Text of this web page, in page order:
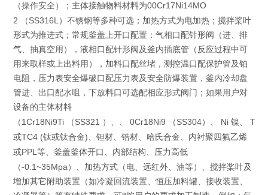
（操作安全）；主体接触物料材料为00Cr17Ni14MO
2
（ SS316L ）不锈钢等多种可选；加热方式为电加热；搅拌桨叶
形式为推进式；常规釜盖上开口配置：气相口配针形阀（进、排
气、抽真空用），液相口配针形阀及釜内插底管（反应过程中可
用来取样或上出料用），加料口配丝堵，测控温口配保护管及铂
电阻，压力表安全爆破口配压力表及安全防爆装置，釜内冷却盘
管进、出口配水咀，下放料口可选配相应形式阀门；如果用户对
设备的主体材料
（ 1Cr18Ni9Ti （ SS321 ）、、 0Cr18Ni9 （ SS304）、 Ni镍、 TA2
或TC4 (钛或钛合金)、钽材、锆材、哈氏合金、内衬聚四氟乙烯
或PPL等、釜盖釜体开口、内部结构、压力高低
（-0.1~35Mpa ）、加热方式（电、远红外、油等）、搅拌桨叶及
增加其它附助装置（如冷凝回流装置、恒压加料罐、接收装置、